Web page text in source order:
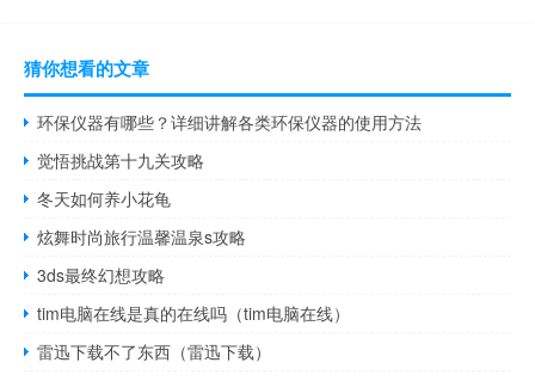
猜你想看的文章
环保仪器有哪些？详细讲解各类环保仪器的使用方法
觉悟挑战第十九关攻略
冬天如何养小花龟
炫舞时尚旅行温馨温泉s攻略
3ds最终幻想攻略
tim电脑在线是真的在线吗（tim电脑在线）
雷迅下载不了东西（雷迅下载）